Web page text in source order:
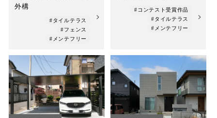
外構
#タイルテラス
#フェンス
#メンテフリー
#コンテスト受賞作品
#タイルテラス
#メンテフリー